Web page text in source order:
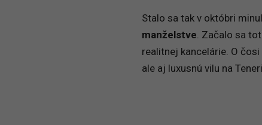
Stalo sa tak v októbri
manželstve. Začalo sa
realitnej kancelárie. O
ale aj luxusnú vilu na